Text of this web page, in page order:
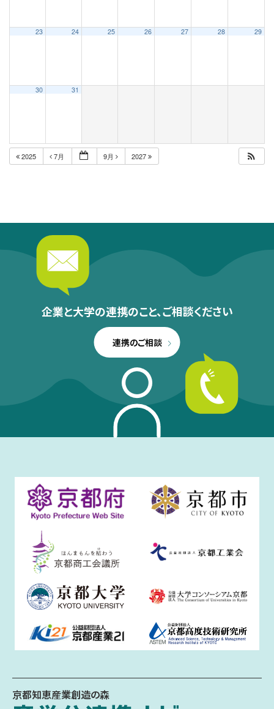
23 24 25 26 27 28 29
30 31
2025 7月 9月 2027
企業と大学の連携のこと、ご相談ください
連携のご相談
京都知恵産業創造の森